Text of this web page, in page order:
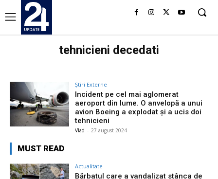
tehnicieni decedati
Știri Externe
Incident pe cel mai aglomerat
aeroport din lume. O anvelopă a unui
avion Boeing a explodat și a ucis doi
tehnicieni
Vlad - 27 august 2024
MUST READ
Actualitate
Bărbatul care a vandalizat stânca de